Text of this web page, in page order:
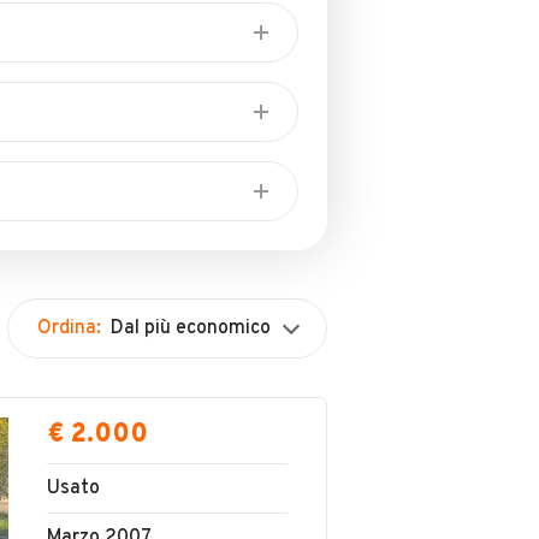
A DOMICILIO
Ordina: Dal più economico
€ 2.000
Usato